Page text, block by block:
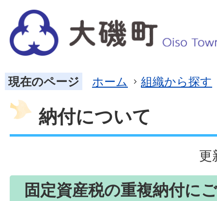
現在のページ ホーム 組織から探す
納付について
更
固定資産税の重複納付に